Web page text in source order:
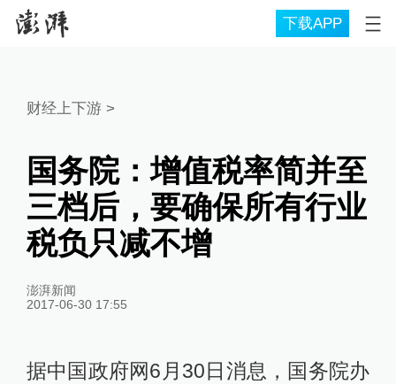
下载APP
财经上下游 >
国务院：增值税率简并至
三档后，要确保所有行业
税负只减不增
澎湃新闻
2017-06-30 17:55
据中国政府网6月30日消息，国务院办